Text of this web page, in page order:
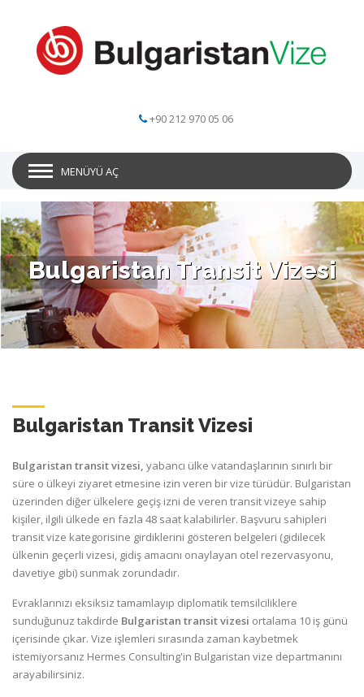
+90 212 970 05 06
MENÜYÜ AÇ
Bulgaristan Transit Vizesi
Bulgaristan Transit Vizesi
Bulgaristan transit vizesi, yabancı ülke vatandaşlarının sınırlı bir
süre o ülkeyi ziyaret etmesine izin veren bir vize türüdür. Bulgaristan
üzerinden diğer ülkelere geçiş izni de veren transit vizeye sahip
kişiler, ilgili ülkede en fazla 48 saat kalabilirler. Başvuru sahipleri
transit vize kategorisine girdiklerini gösteren belgeleri (gidilecek
ülkenin geçerli vizesi, gidiş amacını onaylayan otel rezervasyonu,
davetiye gibi) sunmak zorundadır.
Evraklarınızı eksiksiz tamamlayıp diplomatik temsilciliklere
sunduğunuz takdirde Bulgaristan transit vizesi ortalama 10 iş günü
içerisinde çıkar. Vize işlemleri sırasında zaman kaybetmek
istemiyorsanız Hermes Consulting'in Bulgaristan vize departmanını
arayabilirsiniz.